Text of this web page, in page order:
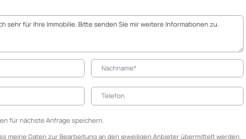
für nächste Anfrage speichern.
meine Daten zur Bearbeitung an den jeweiligen Anbieter übermittelt werden.